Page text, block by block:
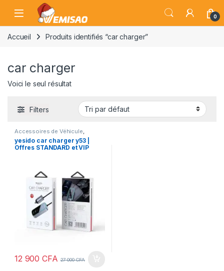
Skip to navigation
Skip to content
Open 0
Accueil Produits identifiés “car charger”
car charger
Voici le seul résultat
Filters
Accessoires de Véhicule
Chargeurs Electronique pour
Véhicule,Gadgets &
Accessoires,Véhicules et
yesido car charger y53 |
Offres STANDARD et VIP
12 900CFA 27 000CFA